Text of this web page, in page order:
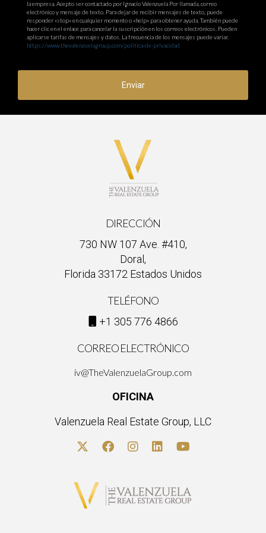
la empresa. Acepto ser contactado por Ignacio Valenzuela Por llamada, correo
electrónico y mensaje de texto. Para dejar de recibir mensajes de texto, puede
responder «stop» en cualquier momento o «help» para obtener ayuda. También puede
hacer clic en el enlace para cancelar la suscripción en los correos electrónicos. Pueden
aplicarse tarifas de mensajes y datos. La frecuencia de los mensajes puede variar.
https://www.thevalenzuelagroup.com/politica-de-privacidad
Enviar
DIRECCIÓN
730 NW 107 Ave. #410,
Doral,
Florida 33172 Estados Unidos
TELÉFONO
+1 305 776 4866
CORREO ELECTRÓNICO
iv@TheValenzuelaGroup.com
OFICINA
Valenzuela Real Estate Group, LLC